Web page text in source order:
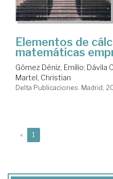
Elementos de
matemáticas
Gómez Déniz, Emilio; Dávila
Martel, Christian
Delta Publicaciones. Madrid,
« 1